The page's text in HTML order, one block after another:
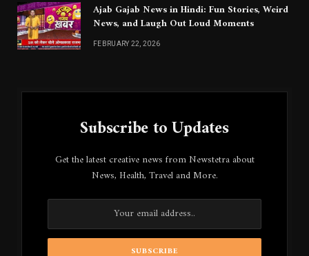
Ajab Gajab News in Hindi: Fun Stories, Weird
News, and Laugh Out Loud Moments
FEBRUARY 22, 2026
Subscribe to Updates
Get the latest creative news from Newstetra about
News, Health, Travel and More.